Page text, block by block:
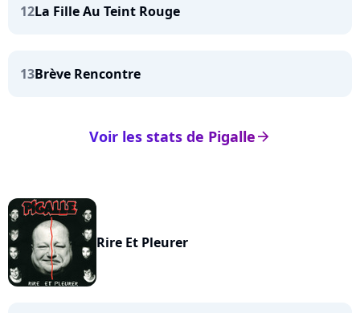
12La Fille Au Teint Rouge
13Brève Rencontre
arrow_right
Voir les stats de Pigalle
Rire Et Pleurer